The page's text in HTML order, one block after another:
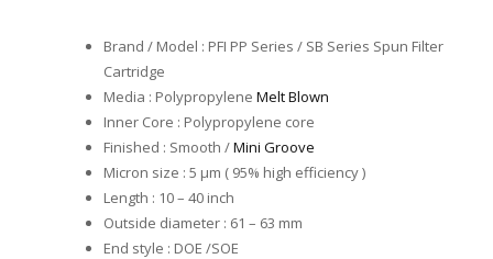
Brand / Model : PFI PP Series / SB Series Spun Filter
Cartridge
Media : Polypropylene Melt Blown
Inner Core : Polypropylene core
Finished : Smooth /Mini Groove
Micron size : 5 µm ( 95% high efficiency )
Length : 10 – 40 inch
Outside diameter : 61 – 63 mm
End style : DOE /SOE